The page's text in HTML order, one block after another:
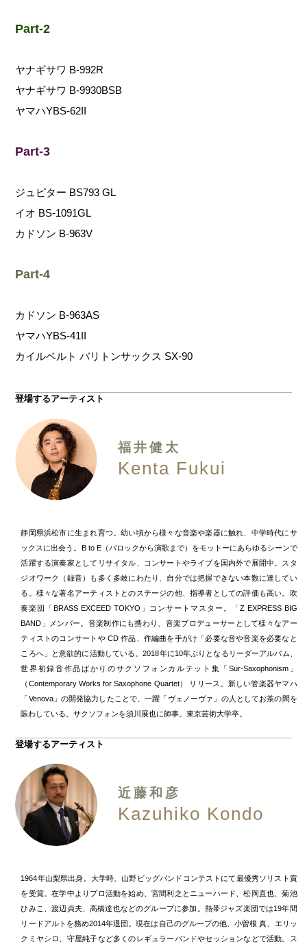
Part-2
ヤナギサワ B-992R
ヤナギサワ B-9930BSB
ヤマハYBS-62II
Part-3
ジュピター BS793 GL
イオ BS-1091GL
カドソン B-963V
Part-4
カドソン B-963AS
ヤマハYBS-41II
カイルベルト バリトンサックス SX-90
登場するアーティスト
福井健太
Kenta Fukui
静岡県浜松市に生まれ育つ。幼い頃から様々な音楽や楽器に触れ、中学時代にサ
ックスに出会う。B to E（バロックから演歌まで）をモットーにあらゆるシーンで
活躍する演奏家としてリサイタル、コンサートやライブを国内外で展開中。スタ
ジオワーク（録音）も多く多岐にわたり、自分では把握できない本数に達してい
る。様々な著名アーティストとのステージの他、指導者としての評価も高い。吹
奏楽団「BRASS EXCEED TOKYO」コンサートマスター。「Z EXPRESS BIG
BAND」メンバー。音楽制作にも携わり、音楽プロデューサーとして様々なアー
ティストのコンサートや CD 作品、作編曲を手がけ「必要な音や音楽を必要なと
ころへ」と意欲的に活動している。2018年に10年ぶりとなるリーダーアルバム、
世界初録音作品ばかりのサクソフォンカルテット集「Sur-Saxophonism」
（Contemporary Works for Saxophone Quartet） リリース。新しい管楽器ヤマハ
「Venova」の開発協力したことで、一躍「ヴェノーヴァ」の人としてお茶の間を
賑わしている。サクソフォンを須川展也に師事。東京芸術大学卒。
登場するアーティスト
近藤和彦
Kazuhiko Kondo
1964年山梨県出身。大学時、山野ビッグバンドコンテストにて最優秀ソリスト賞
を受賞。在学中よりプロ活動を始め、宮間利之とニューハード、松岡直也、菊池
ひみこ、渡辺貞夫、高橋達也などのグループに参加。熱帯ジャズ楽団では19年間
リードアルトを務め2014年退団。現在は自己のグループの他、小曽根 真、エリッ
クミヤシロ、守屋純子など多くのレギュラーバンドやセッションなどで活動。ス